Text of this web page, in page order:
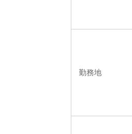
勤務地